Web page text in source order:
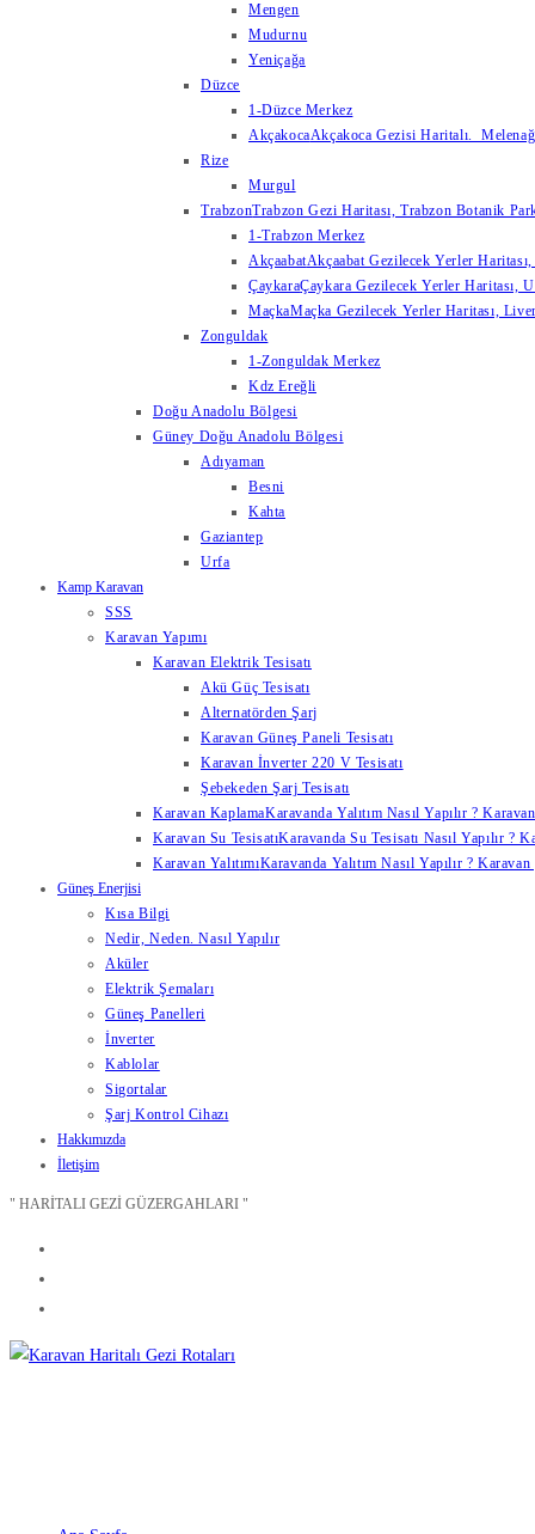
Mengen
Mudurnu
Yeniçağa
Düzce
1-Düzce Merkez
AkçakocaAkçakoca Gezisi Haritalı.
Rize
Murgul
TrabzonTrabzon Gezi Haritası, Trabzon Botanik
1-Trabzon Merkez
AkçaabatAkçaabat Gezilecek Yerler
ÇaykaraÇaykara Gezilecek Yerler Haritası,
MaçkaMaçka Gezilecek Yerler Haritası,
Zonguldak
1-Zonguldak Merkez
Kdz Ereğli
Doğu Anadolu Bölgesi
Güney Doğu Anadolu Bölgesi
Adıyaman
Besni
Kahta
Gaziantep
Urfa
Kamp Karavan
SSS
Karavan Yapımı
Karavan Elektrik Tesisatı
Akü Güç Tesisatı
Alternatörden Şarj
Karavan Güneş Paneli Tesisatı
Karavan İnverter 220 V Tesisatı
Şebekeden Şarj Tesisatı
Karavan KaplamaKaravanda Yalıtım Nasıl Yapılır ?
Karavan Su TesisatıKaravanda Su Tesisatı Nasıl Yapılır ?
Karavan YalıtımıKaravanda Yalıtım Nasıl Yapılır ?
Güneş Enerjisi
Kısa Bilgi
Nedir, Neden. Nasıl Yapılır
Aküler
Elektrik Şemaları
Güneş Panelleri
İnverter
Kablolar
Sigortalar
Şarj Kontrol Cihazı
Hakkımızda
İletişim
" HARİTALI GEZİ GÜZERGAHLARI "